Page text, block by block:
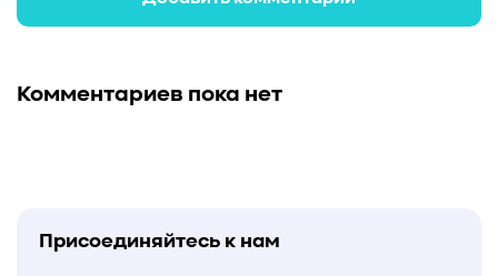
Комментариев пока нет
Присоединяйтесь к нам